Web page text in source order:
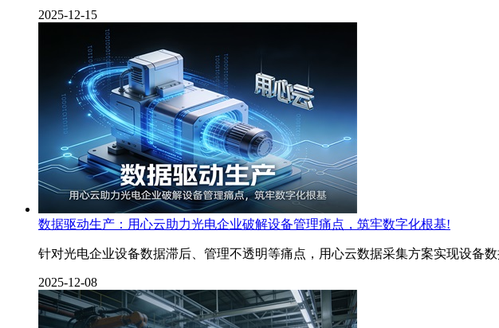
2025-12-15
数据驱动生产：用心云助力光电企业破解设备管理痛点，筑牢数字化根基!
针对光电企业设备数据滞后、管理不透明等痛点，用心云数据采集方案实现设备
2025-12-08